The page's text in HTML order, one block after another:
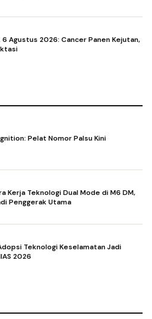
6 Agustus 2026: Cancer Panen Kejutan,
Pelat Nomor Palsu Kini
Kerja Teknologi Dual Mode di M6 DM,
Penggerak Utama
Teknologi Keselamatan Jadi
2026